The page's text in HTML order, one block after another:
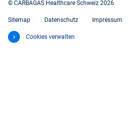
© CARBAGAS Healthcare Schweiz 2026
Sitemap Datenschutz Impressum
Cookies verwalten